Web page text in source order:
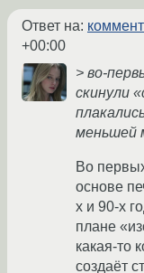
Ответ на:
+00:00
> во-
скинули
меньшей
Во
основе
х и 90-х
плане
какая-то
создаёт